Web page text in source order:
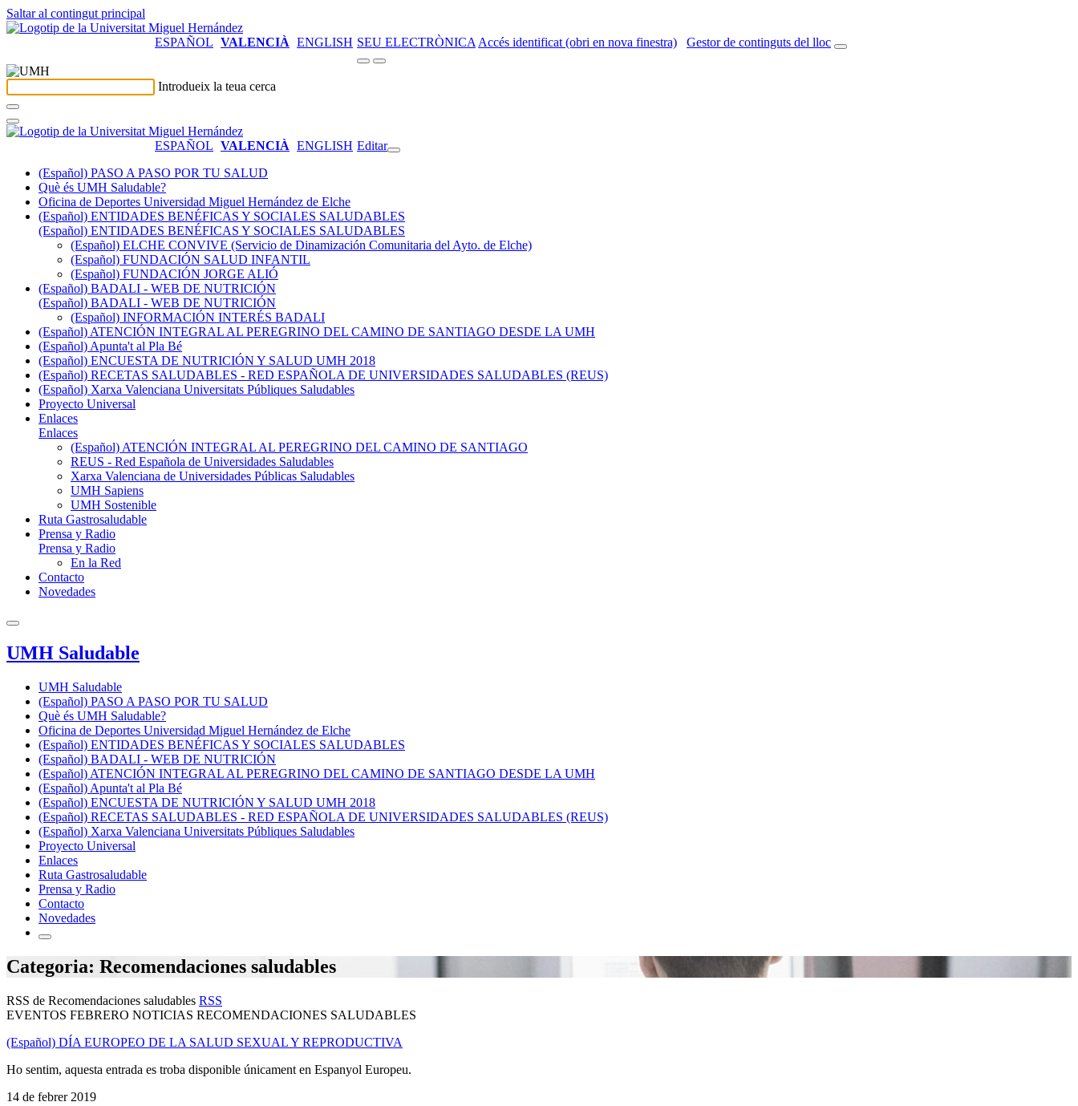
Saltar al contingut principal
ESPAÑOL VALENCIÀ ENGLISH SEU ELECTRÒNICA Accés identificat (obri en nova finestra) Gestor de continguts del lloc
Introdueix la teua cerca
ESPAÑOL VALENCIÀ ENGLISH Editar
(Español) PASO A PASO POR TU SALUD
Què és UMH Saludable?
Oficina de Deportes Universidad Miguel Hernández de Elche
(Español) ENTIDADES BENÉFICAS Y SOCIALES SALUDABLES
(Español) ENTIDADES BENÉFICAS Y SOCIALES SALUDABLES
(Español) ELCHE CONVIVE (Servicio de Dinamización Comunitaria del Ayto. de Elche)
(Español) FUNDACIÓN SALUD INFANTIL
(Español) FUNDACIÓN JORGE ALIÓ
(Español) BADALI - WEB DE NUTRICIÓN
(Español) BADALI - WEB DE NUTRICIÓN
(Español) INFORMACIÓN INTERÉS BADALI
(Español) ATENCIÓN INTEGRAL AL PEREGRINO DEL CAMINO DE SANTIAGO DESDE LA UMH
(Español) Apunta't al Pla Bé
(Español) ENCUESTA DE NUTRICIÓN Y SALUD UMH 2018
(Español) RECETAS SALUDABLES - RED ESPAÑOLA DE UNIVERSIDADES SALUDABLES (REUS)
(Español) Xarxa Valenciana Universitats Públiques Saludables
Proyecto Universal
Enlaces
Enlaces
(Español) ATENCIÓN INTEGRAL AL PEREGRINO DEL CAMINO DE SANTIAGO
REUS - Red Española de Universidades Saludables
Xarxa Valenciana de Universidades Públicas Saludables
UMH Sapiens
UMH Sostenible
Ruta Gastrosaludable
Prensa y Radio
Prensa y Radio
En la Red
Contacto
Novedades
UMH Saludable
UMH Saludable
(Español) PASO A PASO POR TU SALUD
Què és UMH Saludable?
Oficina de Deportes Universidad Miguel Hernández de Elche
(Español) ENTIDADES BENÉFICAS Y SOCIALES SALUDABLES
(Español) BADALI - WEB DE NUTRICIÓN
(Español) ATENCIÓN INTEGRAL AL PEREGRINO DEL CAMINO DE SANTIAGO DESDE LA UMH
(Español) Apunta't al Pla Bé
(Español) ENCUESTA DE NUTRICIÓN Y SALUD UMH 2018
(Español) RECETAS SALUDABLES - RED ESPAÑOLA DE UNIVERSIDADES SALUDABLES (REUS)
(Español) Xarxa Valenciana Universitats Públiques Saludables
Proyecto Universal
Enlaces
Ruta Gastrosaludable
Prensa y Radio
Contacto
Novedades
Categoria: Recomendaciones saludables
RSS de Recomendaciones saludables RSS
EVENTOS FEBRERO NOTICIAS RECOMENDACIONES SALUDABLES
(Español) DÍA EUROPEO DE LA SALUD SEXUAL Y REPRODUCTIVA
Ho sentim, aquesta entrada es troba disponible únicament en Espanyol Europeu.
14 de febrer 2019